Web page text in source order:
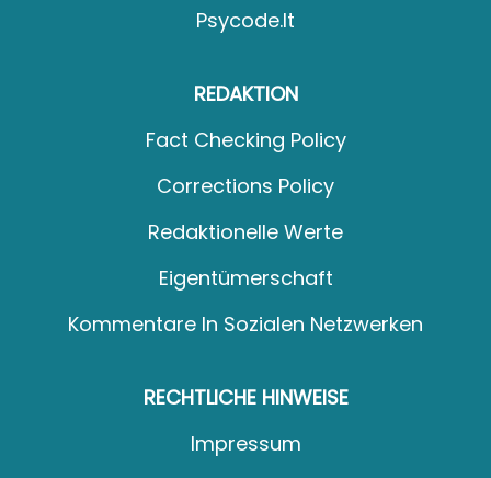
Psycode.it
REDAKTION
Fact Checking Policy
Corrections Policy
Redaktionelle Werte
Eigentümerschaft
Kommentare In Sozialen Netzwerken
RECHTLICHE HINWEISE
Impressum